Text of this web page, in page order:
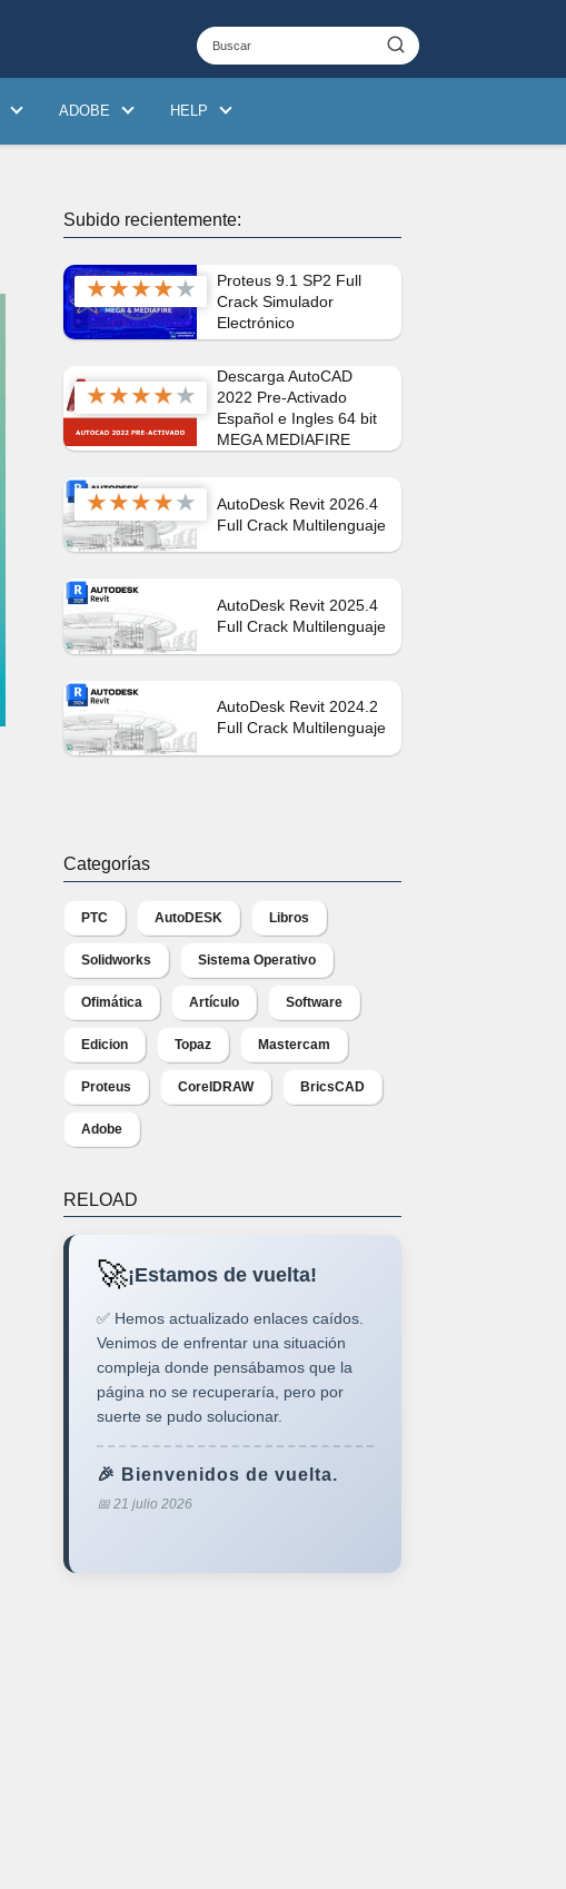
ADOBE HELP
Subido recientemente:
★★★★★
Proteus 9.1 SP2 Full
Crack Simulador
Electrónico
★★★★★
Descarga AutoCAD
2022 Pre-Activado
Español e Ingles 64 bit
MEGA MEDIAFIRE
★★★★★
AutoDesk Revit 2026.4
Full Crack Multilenguaje
AutoDesk Revit 2025.4
Full Crack Multilenguaje
AutoDesk Revit 2024.2
Full Crack Multilenguaje
Categorías
PTC AutoDESK Libros
Solidworks Sistema Operativo
Ofimática Artículo Software
Edicion Topaz Mastercam
Proteus CorelDRAW BricsCAD
Adobe
RELOAD
🚀¡Estamos de vuelta!
✅ Hemos actualizado enlaces caídos.
Venimos de enfrentar una situación
compleja donde pensábamos que la
página no se recuperaría, pero por
suerte se pudo solucionar.
🎉 Bienvenidos de vuelta.
📅 21 julio 2026